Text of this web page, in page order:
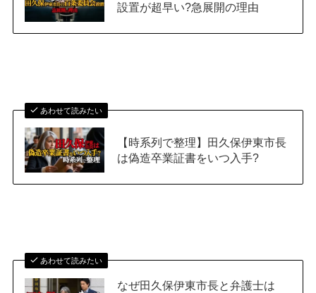
設置が超早い?急展開の理由
あわせて読みたい
【時系列で整理】田久保伊東市長
は偽造卒業証書をいつ入手?
あわせて読みたい
なぜ田久保伊東市長と弁護士は